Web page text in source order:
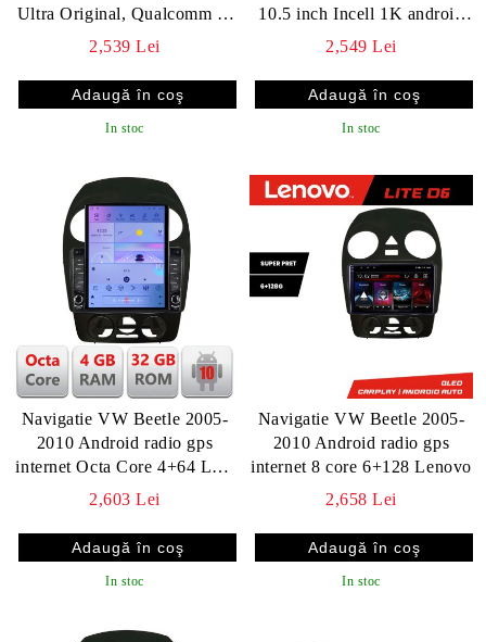
Ultra Original, Qualcomm 8-
Core, 4G, Camera 360,
9"
2,539 Lei
In stoc
10.5 inch Incell 1K android
Wifi 5Ghz gps internet KIT-
2,549 Lei
In stoc
Navigatie VW Beetle 2005-
2010 Android radio gps
internet Octa Core 4+64 LTE
KIT-beetle-old+EDT-E709
2,603 Lei
In stoc
Navigatie VW Beetle 2005-
2010 Android radio gps
internet 8 core 6+128 Lenovo
2,658 Lei
In stoc